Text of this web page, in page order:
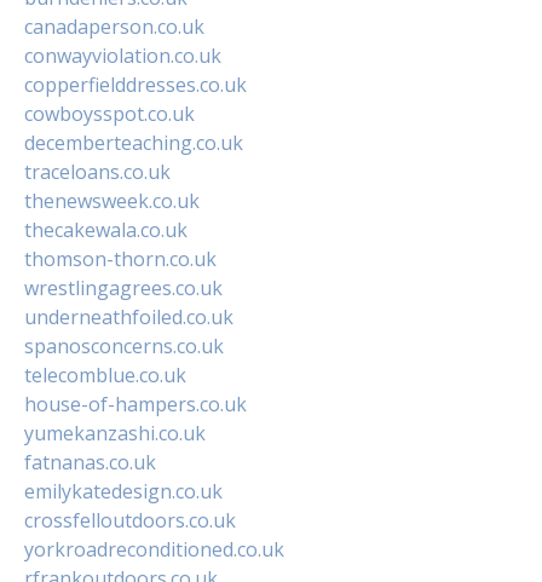
canadaperson.co.uk
conwayviolation.co.uk
copperfielddresses.co.uk
cowboysspot.co.uk
decemberteaching.co.uk
traceloans.co.uk
thenewsweek.co.uk
thecakewala.co.uk
thomson-thorn.co.uk
wrestlingagrees.co.uk
underneathfoiled.co.uk
spanosconcerns.co.uk
telecomblue.co.uk
house-of-hampers.co.uk
yumekanzashi.co.uk
fatnanas.co.uk
emilykatedesign.co.uk
crossfelloutdoors.co.uk
yorkroadreconditioned.co.uk